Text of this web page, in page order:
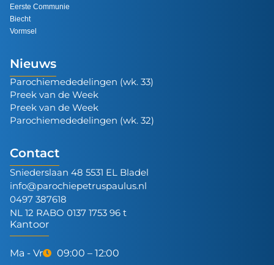
Eerste Communie
Biecht
Vormsel
Nieuws
Parochiemededelingen (wk. 33)
Preek van de Week
Preek van de Week
Parochiemededelingen (wk. 32)
Contact
Sniederslaan 48 5531 EL Bladel
info@parochiepetruspaulus.nl
0497 387618
NL 12 RABO 0137 1753 96 t
Kantoor
Ma - Vr 09:00 – 12:00